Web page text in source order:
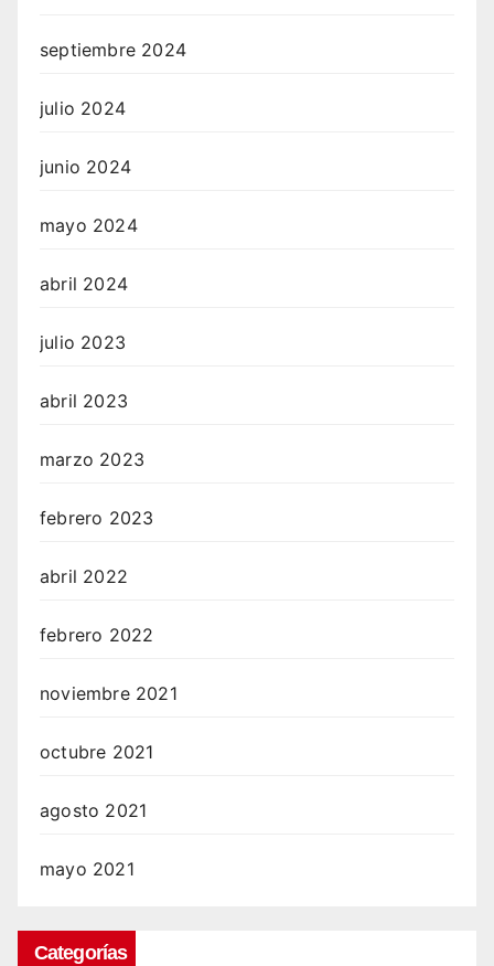
septiembre 2024
julio 2024
junio 2024
mayo 2024
abril 2024
julio 2023
abril 2023
marzo 2023
febrero 2023
abril 2022
febrero 2022
noviembre 2021
octubre 2021
agosto 2021
mayo 2021
Categorías